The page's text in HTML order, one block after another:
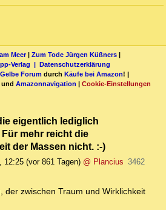
Meer| Zum Tode Jürgen Küßners |
Verlag | Datenschutzerklärung
Forum durch Käufe bei Amazon! |
und Amazonnavigation | Cookie-Einstellungen
eigentlich lediglich
mehr reicht die
der Massen nicht. :-)
12:25 (vor 861 Tagen) @ Plancius 3462
der zwischen Traum und Wirklichkeit